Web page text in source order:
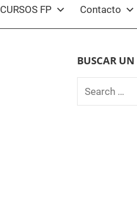
CURSOS FP Contacto
BUSCAR UN
Search
for: